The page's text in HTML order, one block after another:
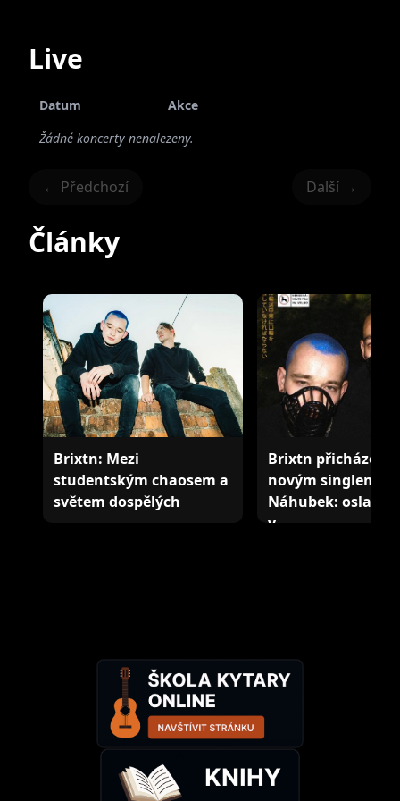
Live
Datum
Akce
Žádné koncerty nenalezeny.
← Předchozí Další →
Články
Brixtn: Mezi
studentským chaosem a
světem dospělých
Brixtn přicházejí s
novým singlem
Náhubek: oslava mládí i
v…